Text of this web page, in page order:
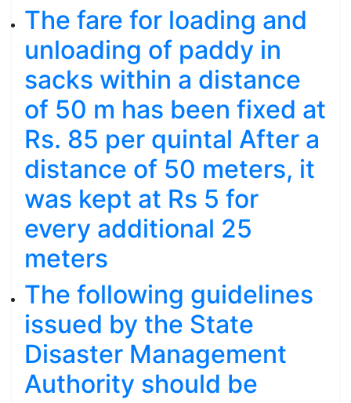
The fare for loading and
unloading of paddy in
sacks within a distance
of 50 m has been fixed at
Rs. 85 per quintal After a
distance of 50 meters, it
was kept at Rs 5 for
every additional 25
meters
The following guidelines
issued by the State
Disaster Management
Authority should be